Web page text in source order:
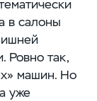
в салоны
Ровно так,
машин. Но
уже